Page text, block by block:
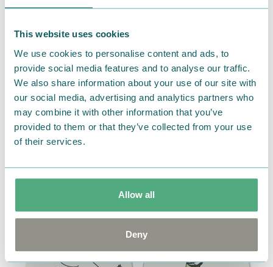
This website uses cookies
We use cookies to personalise content and ads, to
provide social media features and to analyse our traffic.
We also share information about your use of our site with
our social media, advertising and analytics partners who
may combine it with other information that you’ve
provided to them or that they’ve collected from your use
of their services.
Allow all
Deny
仕切りで使い方を変えられるメガネケースです。
仕切りを入れるとメガネを2つ収納でき、仕切りを外せ
ば大きなサングラスが入ります。
便利なクロス付きで、お手入れも楽々です。
溶岩石コースター